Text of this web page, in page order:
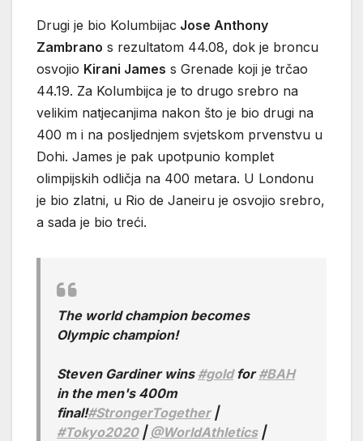
Drugi je bio Kolumbijac Jose Anthony
Zambrano s rezultatom 44.08, dok je broncu
osvojio Kirani James s Grenade koji je trčao
44.19. Za Kolumbijca je to drugo srebro na
velikim natjecanjima nakon što je bio drugi na
400 m i na posljednjem svjetskom prvenstvu u
Dohi. James je pak upotpunio komplet
olimpijskih odličja na 400 metara. U Londonu
je bio zlatni, u Rio de Janeiru je osvojio srebro,
a sada je bio treći.
The world champion becomes
Olympic champion!
Steven Gardiner wins #goldfor#BAH
in the men's 400m
final!#StrongerTogether|
#Tokyo2020| @WorldAthletics|